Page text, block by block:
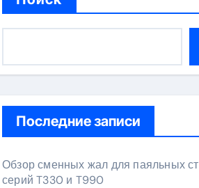
Последние записи
Обзор сменных жал для паяльных
серий T330 и T990